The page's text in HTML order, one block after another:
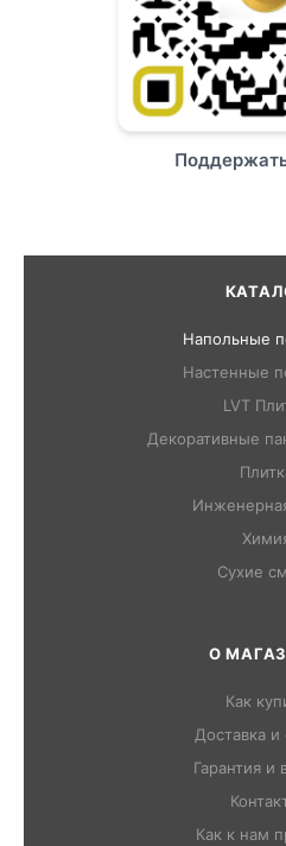
Напольные
Настенные
LVT
Декоративные
Сухие
О
Как
Доставка и
Гарантия и
Как к нам